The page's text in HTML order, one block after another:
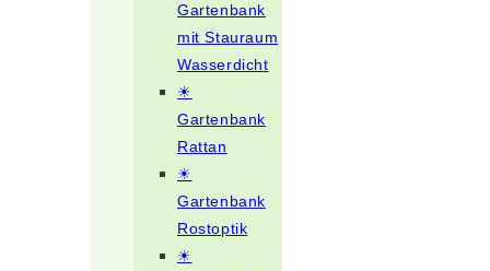
Gartenbank
mit Stauraum
Wasserdicht
☀
Gartenbank
Rattan
☀
Gartenbank
Rostoptik
☀